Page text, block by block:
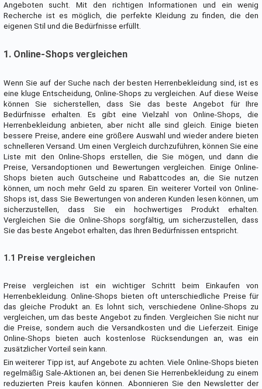
Angeboten sucht. Mit den richtigen Informationen und ein wenig
Recherche ist es möglich, die perfekte Kleidung zu finden, die den
eigenen Stil und die Bedürfnisse erfüllt.
1. Online-Shops vergleichen
Wenn Sie auf der Suche nach der besten Herrenbekleidung sind, ist es
eine kluge Entscheidung, Online-Shops zu vergleichen. Auf diese Weise
können Sie sicherstellen, dass Sie das beste Angebot für Ihre
Bedürfnisse erhalten. Es gibt eine Vielzahl von Online-Shops, die
Herrenbekleidung anbieten, aber nicht alle sind gleich. Einige bieten
bessere Preise, andere eine größere Auswahl und wieder andere bieten
schnelleren Versand. Um einen Vergleich durchzuführen, können Sie eine
Liste mit den Online-Shops erstellen, die Sie mögen, und dann die
Preise, Versandoptionen und Bewertungen vergleichen. Einige Online-
Shops bieten auch Gutscheine und Rabattcodes an, die Sie nutzen
können, um noch mehr Geld zu sparen. Ein weiterer Vorteil von Online-
Shops ist, dass Sie Bewertungen von anderen Kunden lesen können, um
sicherzustellen, dass Sie ein hochwertiges Produkt erhalten.
Vergleichen Sie die Online-Shops sorgfältig, um sicherzustellen, dass
Sie das beste Angebot erhalten, das Ihren Bedürfnissen entspricht.
1.1 Preise vergleichen
Preise vergleichen ist ein wichtiger Schritt beim Einkaufen von
Herrenbekleidung. Online-Shops bieten oft unterschiedliche Preise für
das gleiche Produkt an. Es lohnt sich, verschiedene Online-Shops zu
vergleichen, um das beste Angebot zu finden. Vergleichen Sie nicht nur
die Preise, sondern auch die Versandkosten und die Lieferzeit. Einige
Online-Shops bieten auch kostenlose Rücksendungen an, was ein
zusätzlicher Vorteil sein kann.
Ein weiterer Tipp ist, auf Angebote zu achten. Viele Online-Shops bieten
regelmäßig Sale-Aktionen an, bei denen Sie Herrenbekleidung zu einem
reduzierten Preis kaufen können. Abonnieren Sie den Newsletter der